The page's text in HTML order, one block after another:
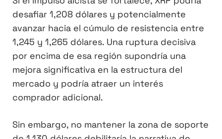
desafiar 1,208 dólares y potencialmente
avanzar hacia el cúmulo de resistencia entre
1,245 y 1,265 dólares. Una ruptura decisiva
por encima de esa región supondría una
mejora significativa en la estructura del
mercado y podría atraer un interés
comprador adicional.
Sin embargo, no mantener la zona de soporte